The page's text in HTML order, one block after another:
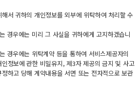
서 귀하의 개인정보를 외부에 위탁하여 처리할 수
경우에는 미리 그 사실을 귀하에게 고지하겠습니
경우에는 위탁계약 등을 통하여 서비스제공자의
정보에 관한 비밀유지, 제3자 제공의 금지 및 사고
하고 당해 계약내용을 서면 또는 전자적으로 보관